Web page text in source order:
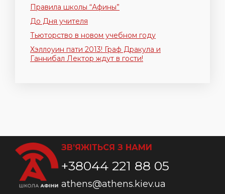
Правила школы “Афины”
До Дня учителя
Тьюторство в новом учебном году
Хэллоуин пати 2013! Граф Дракула и
Ганнибал Лектор ждут в гости!
ЗВ’ЯЖІТЬСЯ З НАМИ
+38044 221 88 05
athens@athens.kiev.ua